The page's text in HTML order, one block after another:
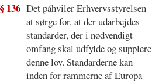
136 Det påhviler Erhvervsstyrelsen
at sørge for, at der udarbejdes
standarder, der i nødvendigt
omfang skal udfylde og supplere
denne lov. Standarderne kan
inden for rammerne af Europa-